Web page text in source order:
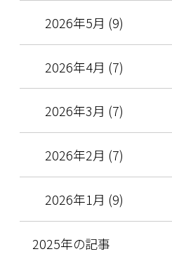
2026年5月 (9)
2026年4月 (7)
2026年3月 (7)
2026年2月 (7)
2026年1月 (9)
2025年の記事